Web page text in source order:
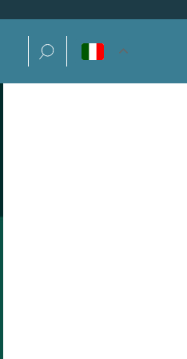
Ricerca per: